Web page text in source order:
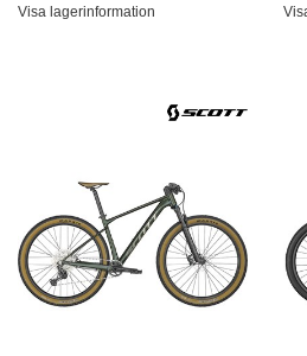
Visa lagerinformation